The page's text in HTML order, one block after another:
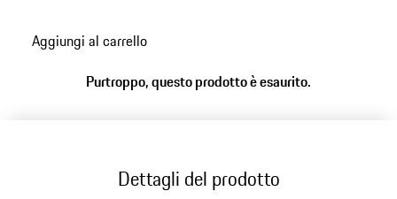
Aggiungi al carrello
Purtroppo, questo prodotto è esaurito.
Dettagli del prodotto